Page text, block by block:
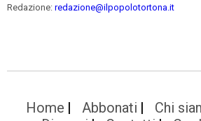
Redazione: redazione@ilpopolotortona.it
Home Abbonati Chi